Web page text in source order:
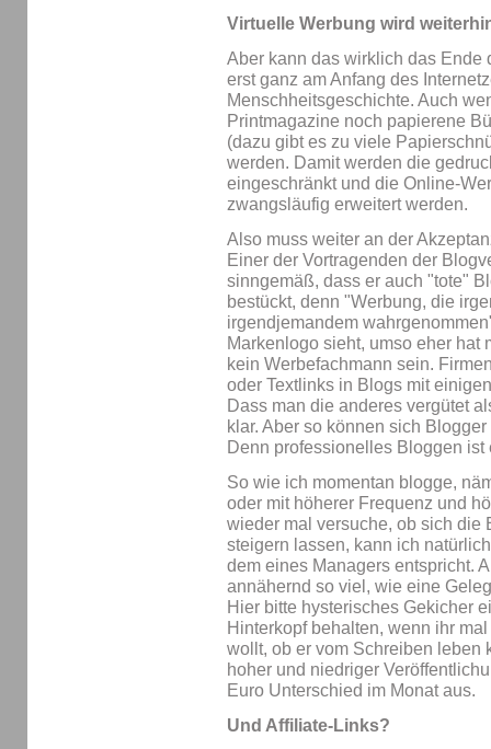
Virtuelle Werbung wird
Aber kann das wirklich das Ende
erst ganz am Anfang des
Menschheitsgeschichte. Auch
Printmagazine noch papierene
(dazu gibt es zu viele
werden. Damit werden die
eingeschränkt und die Online-
zwangsläufig erweitert werden.
Also muss weiter an der
Einer der Vortragenden der
sinngemäß, dass er auch "tote"
bestückt, denn "Werbung, die
irgendjemandem
Markenlogo sieht, umso eher hat
kein Werbefachmann sein.
oder Textlinks in Blogs mit
Dass man die anderes vergütet
klar. Aber so können sich
Denn professionelles Bloggen ist
So wie ich momentan blogge,
oder mit höherer Frequenz und
wieder mal versuche, ob sich die
steigern lassen, kann ich
dem eines Managers entspricht.
annähernd so viel, wie eine
Hier bitte hysterisches Gekicher
Hinterkopf behalten, wenn ihr
wollt, ob er vom Schreiben leben
hoher und niedriger
Euro Unterschied im Monat aus.
Und Affiliate-Links?